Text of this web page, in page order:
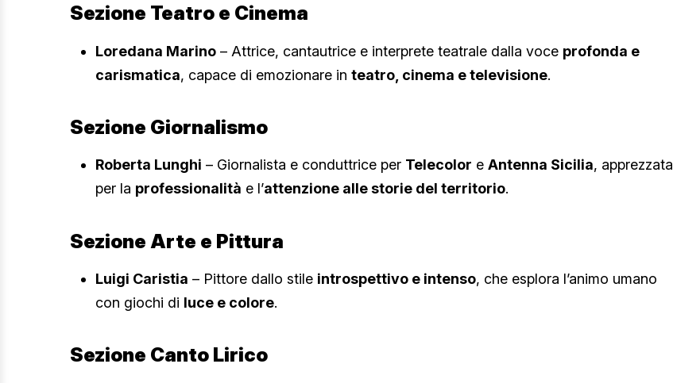
Sezione Teatro e Cinema
Loredana Marino – Attrice, cantautrice e interprete teatrale dalla voce profonda e
carismatica, capace di emozionare in teatro, cinema e televisione.
Sezione Giornalismo
Roberta Lunghi – Giornalista e conduttrice per Telecolor e Antenna Sicilia, apprezzata
per la professionalità e l’attenzione alle storie del territorio.
Sezione Arte e Pittura
Luigi Caristia – Pittore dallo stile introspettivo e intenso, che esplora l’animo umano
con giochi di luce e colore.
Sezione Canto Lirico